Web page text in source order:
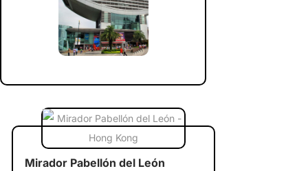
Mirador Pabellón del León